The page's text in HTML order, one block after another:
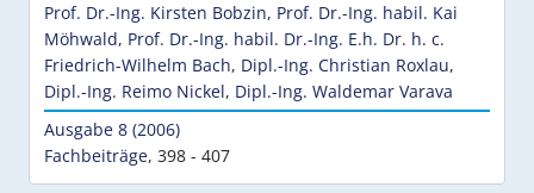
Prof. Dr.-Ing. Kirsten Bobzin, Prof. Dr.-Ing. habil. Kai
Möhwald, Prof. Dr.-Ing. habil. Dr.-Ing. E.h. Dr. h. c.
Friedrich-Wilhelm Bach, Dipl.-Ing. Christian Roxlau,
Dipl.-Ing. Reimo Nickel, Dipl.-Ing. Waldemar Varava
Ausgabe 8 (2006)
Fachbeiträge, 398 - 407